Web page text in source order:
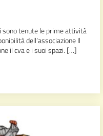
sono tenute le prime attività
dell’associazione Il
il cva e i suoi spazi. […]